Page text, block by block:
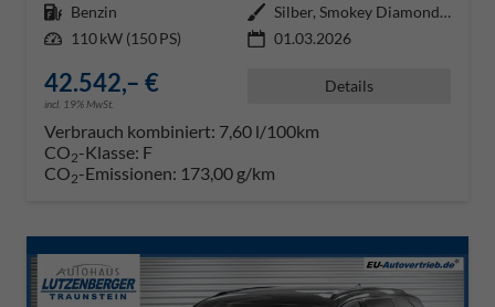
Kraftstoff Benzin Außenfarbe
Silber, Smokey Diamond-Silber Me
Leistung 110 kW (150 PS) 01.03.2026
42.542,– €
incl. 19% MwSt.
Details
Verbrauch kombiniert: 7,60 l/100km
CO2-Klasse: F
CO2-Emissionen: 173,00 g/km